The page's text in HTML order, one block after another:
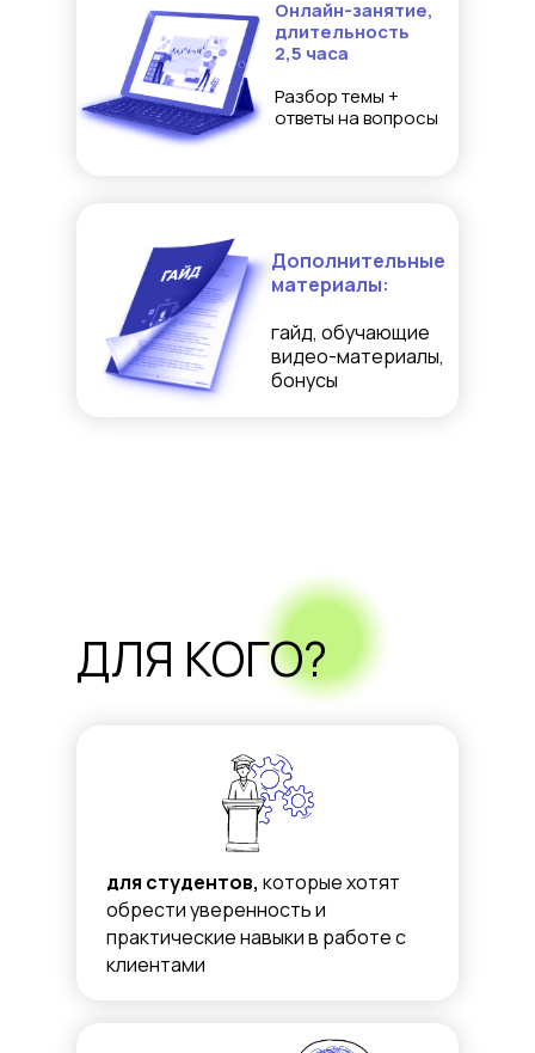
Онлайн-занятие,
длительность
2,5 часа
Разбор темы +
ответы на вопросы
Дополнительные
материалы:
гайд, обучающие
видео-материалы,
бонусы
для студентов, которые хотят
обрести уверенность и
практические навыки в работе с
клиентами
ДЛЯ КОГО?